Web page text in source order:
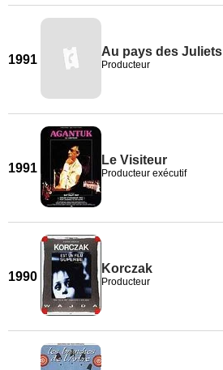
1991
Au pays des Juliets
Producteur
1991
Le Visiteur
Producteur exécutif
1990
Korczak
Producteur